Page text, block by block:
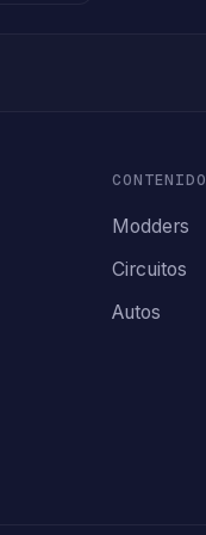
CONTENIDO
Modders
Circuitos
Autos